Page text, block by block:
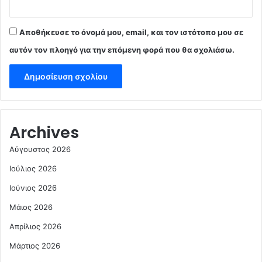
Αποθήκευσε το όνομά μου, email, και τον ιστότοπο μου σε
αυτόν τον πλοηγό για την επόμενη φορά που θα σχολιάσω.
Archives
Αύγουστος 2026
Ιούλιος 2026
Ιούνιος 2026
Μάιος 2026
Απρίλιος 2026
Μάρτιος 2026